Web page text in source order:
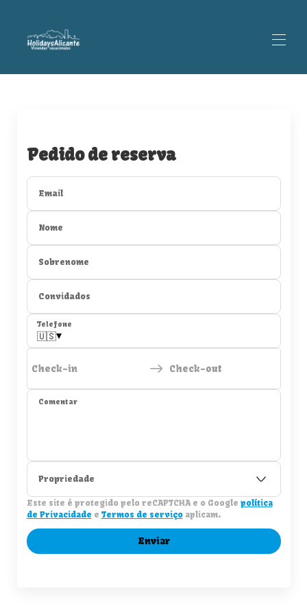
Quem somos
Pedido de reserva
Email
Nome
Sobrenome
Convidados
Telefone
🇺🇸▾
Check-in Check-out
Comentar
Propriedade
Este site é protegido pelo reCAPTCHA e o Google política
de Privacidade e Termos de serviçoaplicam.
Enviar